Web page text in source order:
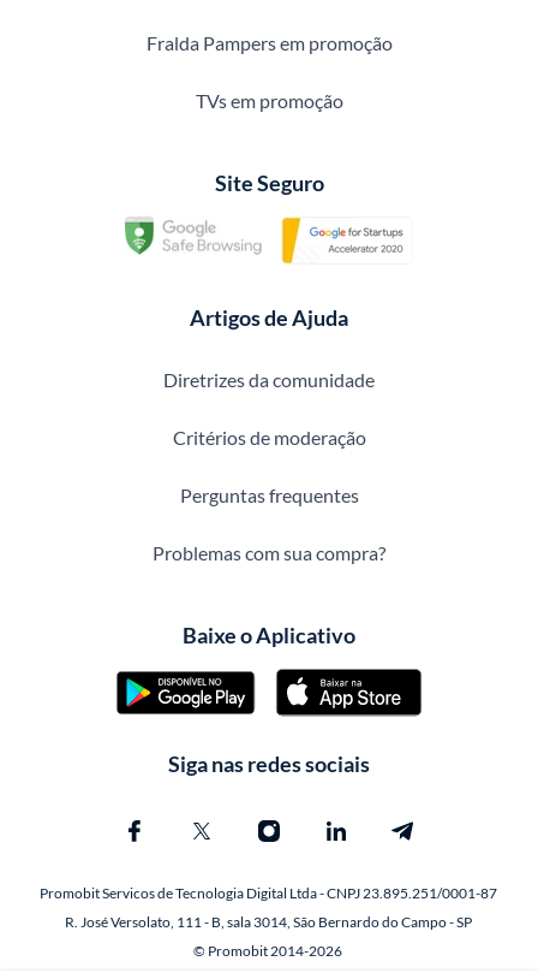
Fralda Pampers em promoção
TVs em promoção
Site Seguro
Artigos de Ajuda
Diretrizes da comunidade
Critérios de moderação
Perguntas frequentes
Problemas com sua compra?
Baixe o Aplicativo
Siga nas redes sociais
Promobit Servicos de Tecnologia Digital Ltda - CNPJ 23.895.251/0001-87
R. José Versolato, 111 - B, sala 3014, São Bernardo do Campo - SP
© Promobit 2014-2026